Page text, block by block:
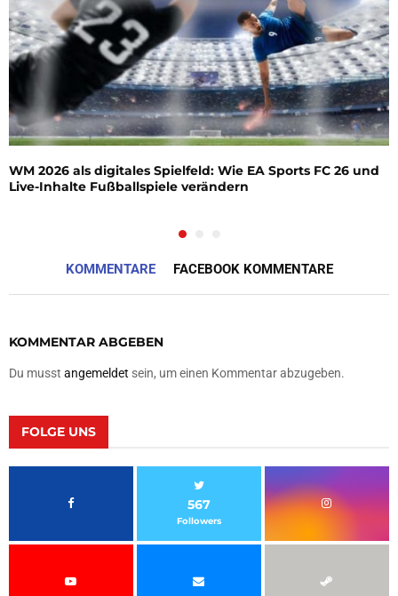
WM 2026 als digitales Spielfeld: Wie EA Sports FC 26 und
Live-Inhalte Fußballspiele verändern
KOMMENTARE FACEBOOK KOMMENTARE
KOMMENTAR ABGEBEN
Du musst angemeldet sein, um einen Kommentar abzugeben.
FOLGE UNS
567
Followers